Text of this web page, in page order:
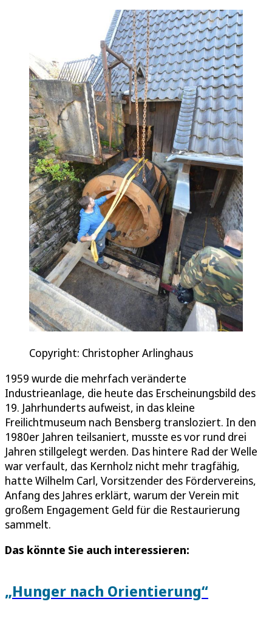
Copyright: Christopher Arlinghaus
1959 wurde die mehrfach veränderte
Industrieanlage, die heute das Erscheinungsbild des
19. Jahrhunderts aufweist, in das kleine
Freilichtmuseum nach Bensberg transloziert. In den
1980er Jahren teilsaniert, musste es vor rund drei
Jahren stillgelegt werden. Das hintere Rad der Welle
war verfault, das Kernholz nicht mehr tragfähig,
hatte Wilhelm Carl, Vorsitzender des Fördervereins,
Anfang des Jahres erklärt, warum der Verein mit
großem Engagement Geld für die Restaurierung
sammelt.
Das könnte Sie auch interessieren:
„Hunger nach Orientierung“